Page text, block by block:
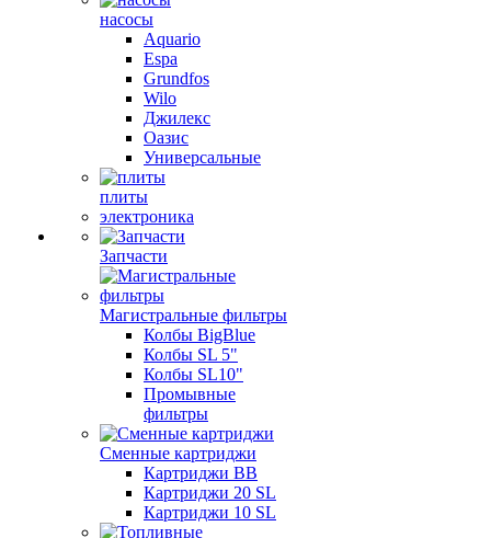
насосы
Aquario
Espa
Grundfos
Wilo
Джилекс
Оазис
Универсальные
плиты
электроника
Запчасти
Магистральные фильтры
Колбы BigBlue
Колбы SL 5"
Колбы SL10"
Промывные
фильтры
Сменные картриджи
Картриджи BB
Картриджи 20 SL
Картриджи 10 SL